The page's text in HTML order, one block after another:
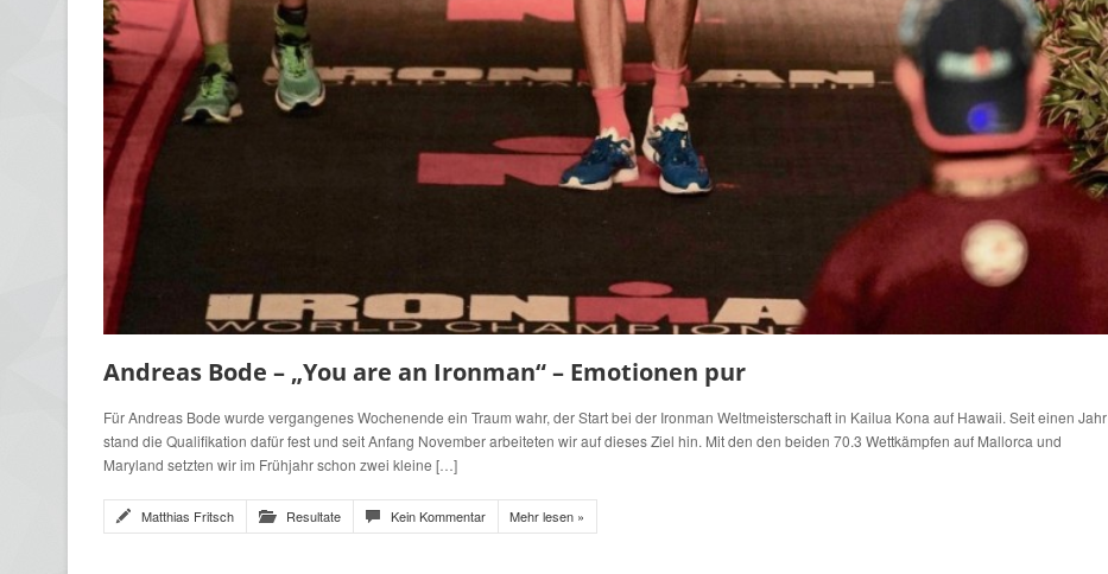
Andreas Bode – „You are an Ironman“ – Emotionen pur
Für Andreas Bode wurde vergangenes Wochenende ein Traum wahr, der Start bei der Ironman Weltmeisterschaft in Kailua Kona auf Hawaii. Seit einen Jahr
stand die Qualifikation dafür fest und seit Anfang November arbeiteten wir auf dieses Ziel hin. Mit den den beiden 70.3 Wettkämpfen auf Mallorca und
Maryland setzten wir im Frühjahr schon zwei kleine […]
Matthias Fritsch Resultate Kein Kommentar Mehr lesen »